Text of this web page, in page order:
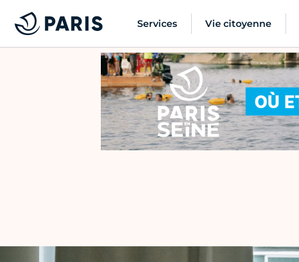
Services Vie citoyenne